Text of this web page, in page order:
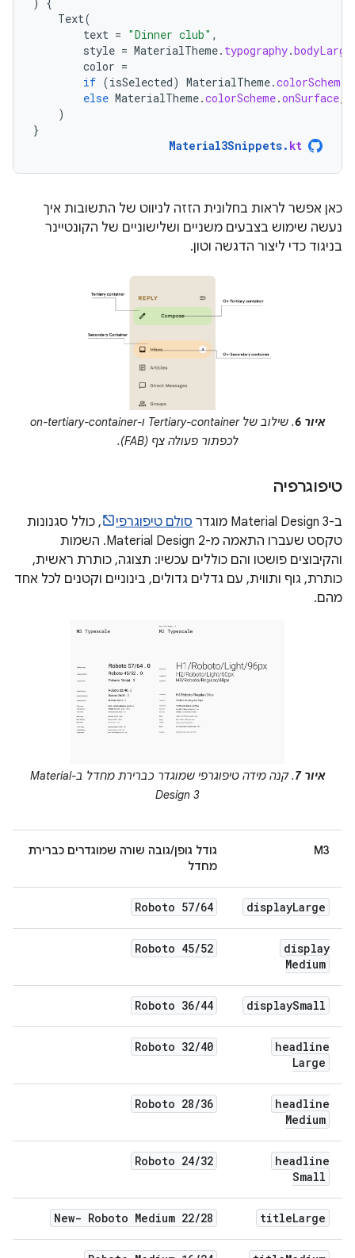
Text(
text = "Dinner club" ,
style = MaterialTheme. typography.bodyLarge
color =
if (isSelected) MaterialTheme.colorScheme
else MaterialTheme.colorScheme.onSurface,
)
}
Material3Snippets. kt
כאן אפשר לראות בחלונית הזזה לניווט של התשובות איך
נעשה שימוש בצבעים משניים ושלישוניים של הקונטיינר
בניגוד כדי ליצור הדגשה וטון.
איור 6
. שילוב של Tertiary-container ו-on-tertiary-container
לכפתור פעולה צף (FAB).
טיפוגרפיה
ב-Material Design 3 מוגדר סולם טיפוגרפי
, כולל סגנונות
טקסט שעברו התאמה מ-Material Design 2. השמות
והקיבוצים פושטו והם כוללים עכשיו: תצוגה, כותרת ראשית,
כותרת, גוף ותווית, עם גדלים גדולים, בינוניים וקטנים לכל אחד
מהם.
איור 7
. קנה מידה טיפוגרפי שמוגדר כברירת מחדל ב-Material
Design 3
M3
גודל גופן/גובה שורה שמוגדרים כברירת
מחדל
displayLarge
Roboto 57/64
display
Medium
Roboto 45/52
displaySmall
Roboto 36/44
headline
Large
Roboto 32/40
headline
Medium
Roboto 28/36
headline
Small
Roboto 24/32
titleLarge
New- Roboto Medium 22/28